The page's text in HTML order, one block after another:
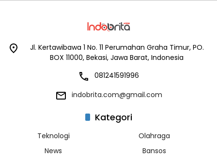
Jl. Kertawibawa 1 No. 11 Perumahan Graha Timur, PO.
BOX 11000, Bekasi, Jawa Barat, Indonesia
081241591996
indobrita.com@gmail.com
Kategori
Teknologi
Olahraga
News
Bansos